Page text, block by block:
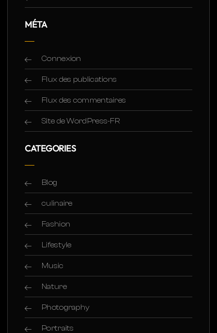
MÉTA
Connexion
Flux des publications
Flux des commentaires
Site de WordPress-FR
CATEGORIES
Blog
culinaire
Fashion
Lifestyle
Music
Nature
Photography
Portraits